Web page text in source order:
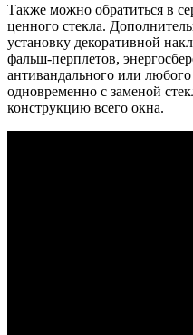
Также можно обратиться в
ценного стекла.
установку декоративной
фальш-перплетов,
антивандального или
одновременно с заменой
конструкцию всего окна.